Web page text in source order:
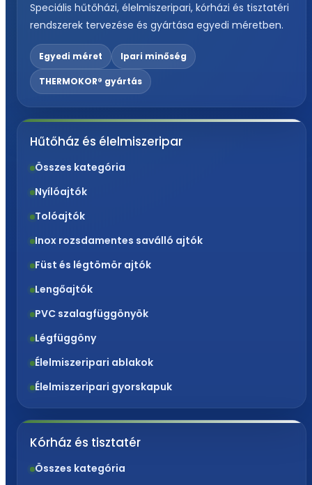
Speciális hűtőházi, élelmiszeripari, kórházi és tisztatéri
rendszerek tervezése és gyártása egyedi méretben.
Egyedi méret Ipari minőség
THERMOKOR® gyártás
Hűtőház és élelmiszeripar
Összes kategória
Nyílóajtók
Tolóajtók
Inox rozsdamentes saválló ajtók
Füst és légtömör ajtók
Lengőajtók
PVC szalagfüggönyök
Légfüggöny
Élelmiszeripari ablakok
Élelmiszeripari gyorskapuk
Kórház és tisztatér
Összes kategória